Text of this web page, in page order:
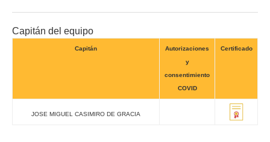
Capitán del equipo
Capitán
Autorizaciones
y
consentimiento
COVID
Certificado
JOSE MIGUEL CASIMIRO DE GRACIA